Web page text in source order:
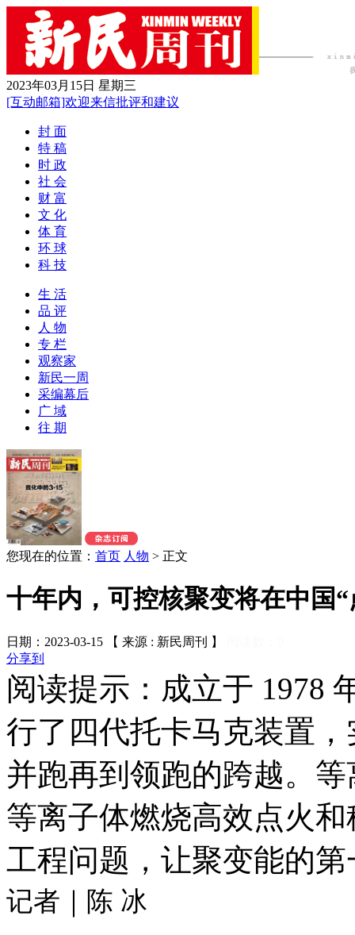
2023年03月15日 星期三
[互动邮箱]欢迎来信批评和建议
封 面
特 稿
时 政
社 会
财 富
文 化
体 育
环 球
科 技
生 活
品 评
人 物
专 栏
观察家
新民一周
采编幕后
广 域
往 期
您现在的位置： 首页 人物 > 正文
十年内，可控核聚变将在中国“
日期：2023-03-15 【 来源 : 新民周刊 】
分享到
阅读提示：成立于 1978
行了四代托卡马克装置
并跑再到领跑的跨越。
等离子体燃烧高效点火
工程问题，让聚变能的
记者｜陈 冰